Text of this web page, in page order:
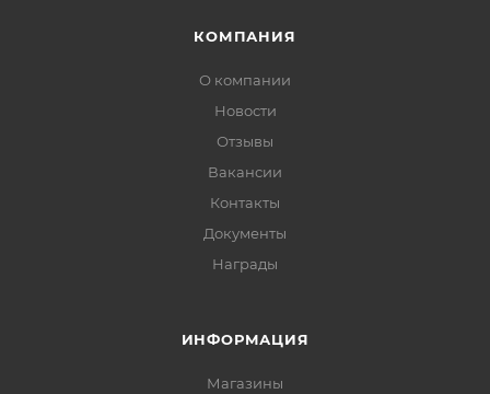
КОМПАНИЯ
О компании
Новости
Отзывы
Вакансии
Контакты
Документы
Награды
ИНФОРМАЦИЯ
Магазины